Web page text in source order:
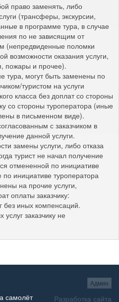
право заменять, либо
(трансферы, экскурсии,
в программе тура, в случае
по не зависящим от
(непредвиденные поломки
возможности оказания услуги,
пожары и прочее).
тура, могут быть заменены по
туристом на услуги
класса без доплат со стороны
со стороны туроператора (иные
в письменном виде).
с заказчиком в
данной услуги.
замены услуги, либо отказа
турист не начал получение
отмененной по инициативе
инициативе туроператора
на прочие услуги,
оплаты заказчику:
без иных компенсаций.
заказчику не
Админ
Разработка сайта
самолёт